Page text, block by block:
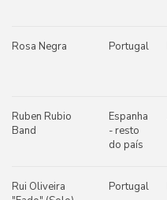
Rosa Negra Portugal
Ruben Rubio
Band
Espanha
- resto
do país
Rui Oliveira
Portugal